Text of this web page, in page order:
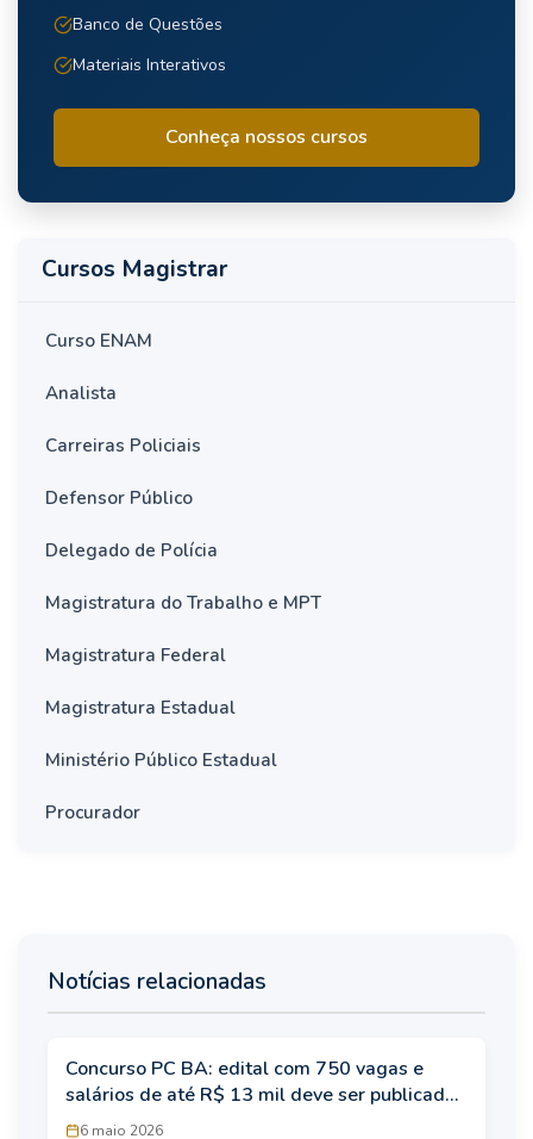
Banco de Questões
Materiais Interativos
Conheça nossos cursos
Cursos Magistrar
Curso ENAM
Analista
Carreiras Policiais
Defensor Público
Delegado de Polícia
Magistratura do Trabalho e MPT
Magistratura Federal
Magistratura Estadual
Ministério Público Estadual
Procurador
Notícias relacionadas
Concurso PC BA: edital com 750 vagas e
salários de até R$ 13 mil deve ser publicado
em maio
6 maio 2026